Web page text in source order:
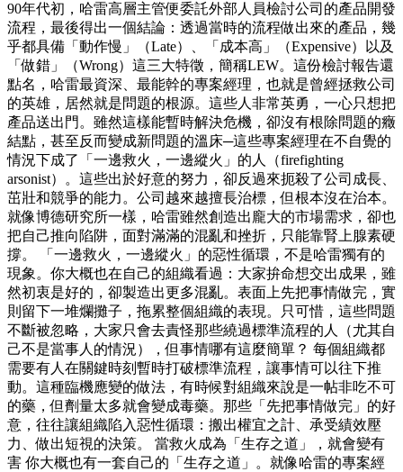
90年代初，哈雷高層主管便委託外部人員檢討公司的產品開發
流程，最後得出一個結論：透過當時的流程做出來的產品，幾
乎都具備「動作慢」（Late）、「成本高」（Expensive）以及
「做錯」（Wrong）這三大特徵，簡稱LEW。這份檢討報告還
點名，哈雷最資深、最能幹的專案經理，也就是曾經拯救公司
的英雄，居然就是問題的根源。這些人非常英勇，一心只想把
產品送出門。雖然這樣能暫時解決危機，卻沒有根除問題的癥
結點，甚至反而變成新問題的溫床─這些專案經理在不自覺的
情況下成了「一邊救火，一邊縱火」的人（firefighting
arsonist）。這些出於好意的努力，卻反過來扼殺了公司成長、
茁壯和競爭的能力。公司越來越擅長治標，但根本沒在治本。
就像博德研究所一樣，哈雷雖然創造出龐大的市場需求，卻也
把自己推向陷阱，面對滿滿的混亂和挫折，只能靠腎上腺素硬
撐。 「一邊救火，一邊縱火」的惡性循環，不是哈雷獨有的
現象。你大概也在自己的組織看過：大家拚命想交出成果，雖
然初衷是好的，卻製造出更多混亂。表面上先把事情做完，實
則留下一堆爛攤子，拖累整個組織的表現。只可惜，這些問題
不斷被忽略，大家只會去責怪那些繞過標準流程的人（尤其自
己不是當事人的情況），但事情哪有這麼簡單？ 每個組織都
需要有人在關鍵時刻暫時打破標準流程，讓事情可以往下推
動。這種臨機應變的做法，有時候對組織來說是一帖非吃不可
的藥，但劑量太多就會變成毒藥。那些「先把事情做完」的好
意，往往讓組織陷入惡性循環：搬出權宜之計、承受績效壓
力、做出短視的決策。 當救火成為「生存之道」，就會變有
害 你大概也有一套自己的「生存之道」。就像哈雷的專案經